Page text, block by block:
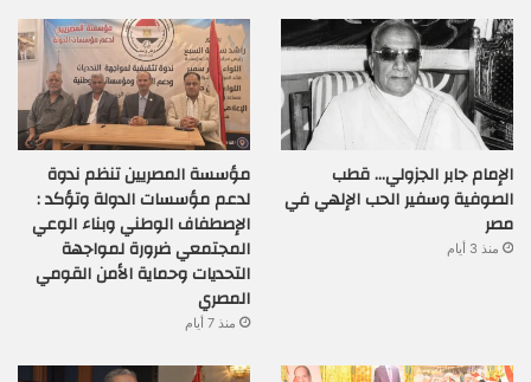
الإمام جابر الجزولي… قطب
الصوفية وسفير الحب الإلهي في
مصر
منذ 3 أيام
مؤسسة المصريين تنظم ندوة
لدعم مؤسسات الدولة وتؤكد :
الإصطفاف الوطني وبناء الوعي
المجتمعي ضرورة لمواجهة
التحديات وحماية الأمن القومي
المصري
منذ 7 أيام